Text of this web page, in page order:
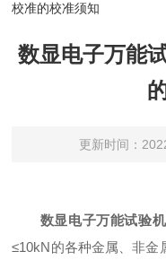
校准的校准须知
数显电子万能
更新时间：
数显电子万能试验机
≤10kN的各种金属、非金